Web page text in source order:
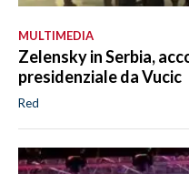
MULTIMEDIA
Zelensky in Serbia,
presidenziale da Vucic
Red